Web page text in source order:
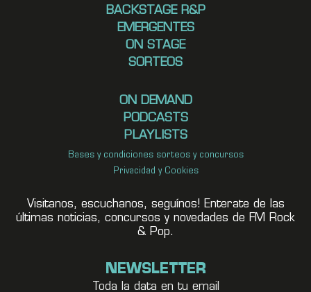
BACKSTAGE R&P
EMERGENTES
ON STAGE
SORTEOS
ON DEMAND
PODCASTS
PLAYLISTS
Bases y condiciones sorteos y concursos
Privacidad y Cookies
Visitanos, escuchanos, seguínos! Enterate de las
últimas noticias, concursos y novedades de FM Rock
& Pop.
NEWSLETTER
Toda la data en tu email